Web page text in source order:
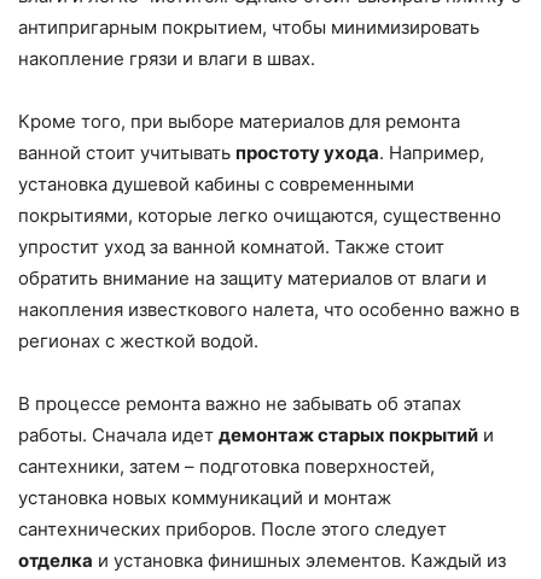
антипригарным покрытием, чтобы минимизировать
накопление грязи и влаги в швах.
Кроме того, при выборе материалов для ремонта
ванной стоит учитывать простоту ухода. Например,
установка душевой кабины с современными
покрытиями, которые легко очищаются, существенно
упростит уход за ванной комнатой. Также стоит
обратить внимание на защиту материалов от влаги и
накопления известкового налета, что особенно важно в
регионах с жесткой водой.
В процессе ремонта важно не забывать об этапах
работы. Сначала идет демонтаж старых покрытий и
сантехники, затем – подготовка поверхностей,
установка новых коммуникаций и монтаж
сантехнических приборов. После этого следует
отделка и установка финишных элементов. Каждый из